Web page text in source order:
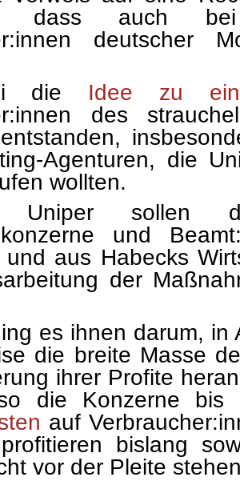
dass auch bei
deutscher
die Idee zu
des
Agenturen, die
wollten.
Uniper sollen
und
und aus Habecks
der
es ihnen darum, in
die breite Masse
ihrer Profite
die Konzerne bis
auf
bislang
vor der Pleite